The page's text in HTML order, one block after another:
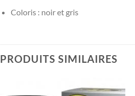
Coloris : noir et gris
PRODUITS SIMILAIRES